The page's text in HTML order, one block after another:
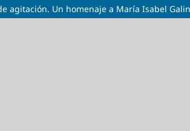
agitación. Un homenaje a María Isabel